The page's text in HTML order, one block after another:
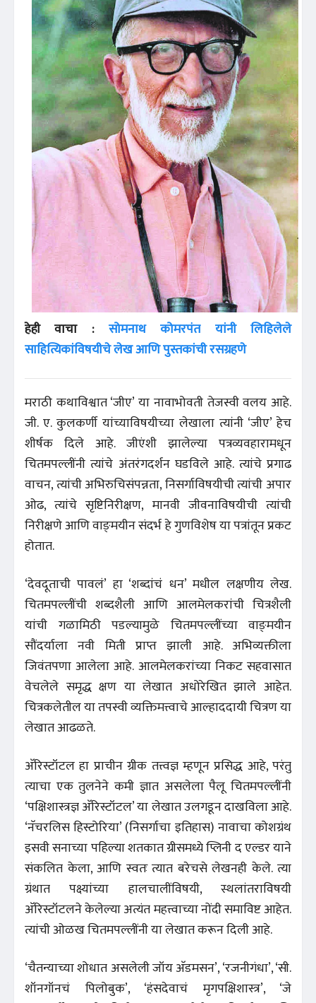
हेही वाचा : सोमनाथ कोमरपंत यांनी लिहिलेले
साहित्यिकांविषयीचे लेख आणि पुस्तकांची रसग्रहणे
मराठी कथाविश्वात ‘जीए’ या नावाभोवती तेजस्वी वलय आहे.
जी. ए. कुलकर्णी यांच्याविषयीच्या लेखाला त्यांनी ‘जीए’ हेच
शीर्षक दिले आहे. जीएंशी झालेल्या पत्रव्यवहारामधून
चितमपल्लींनी त्यांचे अंतरंगदर्शन घडविले आहे. त्यांचे प्रगाढ
वाचन, त्यांची अभिरुचिसंपन्नता, निसर्गाविषयीची त्यांची अपार
ओढ, त्यांचे सृष्टिनिरीक्षण, मानवी जीवनाविषयीची त्यांची
निरीक्षणे आणि वाङ्‌मयीन संदर्भ हे गुणविशेष या पत्रांतून प्रकट
होतात.
‘देवदूताची पावलं’ हा ‘शब्दांचं धन’ मधील लक्षणीय लेख.
चितमपल्लींची शब्दशैली आणि आलमेलकरांची चित्रशैली
यांची गळामिठी पडल्यामुळे चितमपल्लींच्या वाङ्‌मयीन
सौंदर्याला नवी मिती प्राप्त झाली आहे. अभिव्यक्तीला
जिवंतपणा आलेला आहे. आलमेलकरांच्या निकट सहवासात
वेचलेले समृद्ध क्षण या लेखात अधोरेखित झाले आहेत.
चित्रकलेतील या तपस्वी व्यक्तिमत्त्वाचे आल्हाददायी चित्रण या
लेखात आढळते.
अ‍ॅरिस्टॉटल हा प्राचीन ग्रीक तत्त्वज्ञ म्हणून प्रसिद्ध आहे, परंतु
त्याचा एक तुलनेने कमी ज्ञात असलेला पैलू चितमपल्लींनी
‘पक्षिशास्त्रज्ञ अ‍ॅरिस्टॉटल’ या लेखात उलगडून दाखविला आहे.
‘नॅचरलिस हिस्टोरिया’ (निसर्गाचा इतिहास) नावाचा कोशग्रंथ
इसवी सनाच्या पहिल्या शतकात ग्रीसमध्ये प्लिनी द एल्डर याने
संकलित केला, आणि स्वतः त्यात बरेचसे लेखनही केले. त्या
ग्रंथात पक्ष्यांच्या हालचालींविषयी, स्थलांतराविषयी
अ‍ॅरिस्टॉटलने केलेल्या अत्यंत महत्त्वाच्या नोंदी समाविष्ट आहेत.
त्यांची ओळख चितमपल्लींनी या लेखात करून दिली आहे.
‘चैतन्याच्या शोधात असलेली जॉय अ‍ॅडमसन’, ‘रजनीगंधा’, ‘सी.
शॉनगॉनचं पिलोबुक’, ‘हंसदेवाचं मृगपक्षिशास्त्र’, ‘जे